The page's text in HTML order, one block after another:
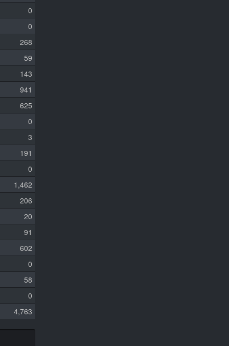
0
0
268
59
143
941
625
0
3
191
0
1,462
206
20
91
602
0
58
0
4,763